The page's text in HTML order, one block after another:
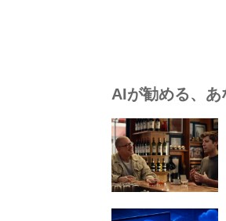
AIが勧める、